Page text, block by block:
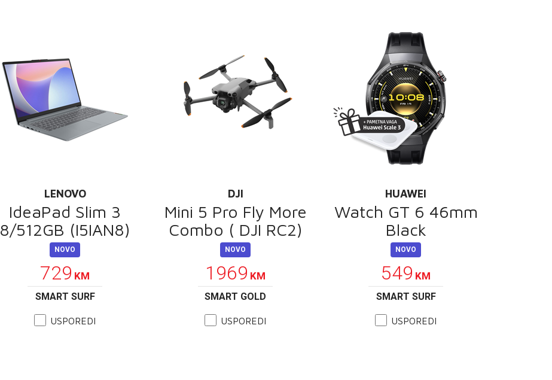
LENOVO
IdeaPad Slim 3
8/512GB (I5IAN8)
NOVO
729 KM
SMART SURF
USPOREDI
DJI
Mini 5 Pro Fly More
Combo ( DJI RC2)
NOVO
1969 KM
SMART GOLD
USPOREDI
HUAWEI
Watch GT 6 46mm
Black
NOVO
549 KM
SMART SURF
USPOREDI